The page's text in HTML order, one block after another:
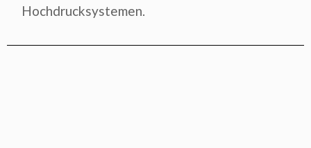
Hochdrucksystemen.